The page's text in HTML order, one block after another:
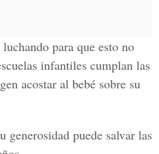
para que esto no
infantiles cumplan las
acostar al bebé sobre su
generosidad puede salvar las